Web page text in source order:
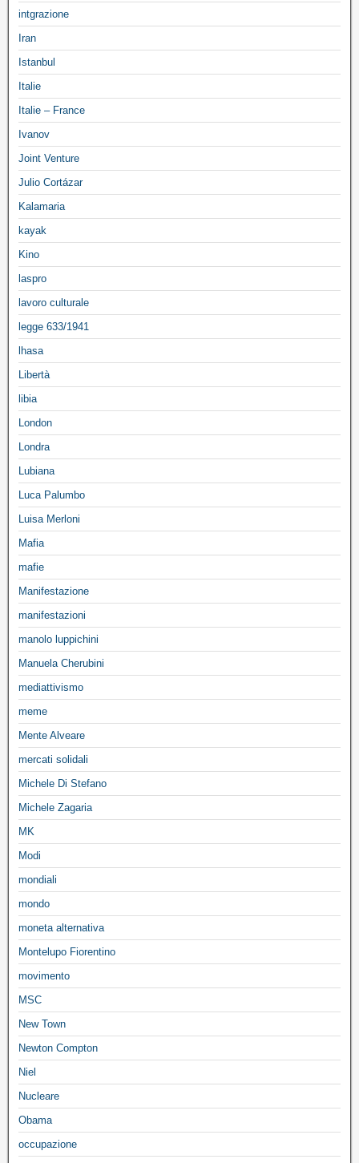
intgrazione
Iran
Istanbul
Italie
Italie – France
Ivanov
Joint Venture
Julio Cortázar
Kalamaria
kayak
Kino
laspro
lavoro culturale
legge 633/1941
lhasa
Libertà
libia
London
Londra
Lubiana
Luca Palumbo
Luisa Merloni
Mafia
mafie
Manifestazione
manifestazioni
manolo luppichini
Manuela Cherubini
mediattivismo
meme
Mente Alveare
mercati solidali
Michele Di Stefano
Michele Zagaria
MK
Modi
mondiali
mondo
moneta alternativa
Montelupo Fiorentino
movimento
MSC
New Town
Newton Compton
Niel
Nucleare
Obama
occupazione